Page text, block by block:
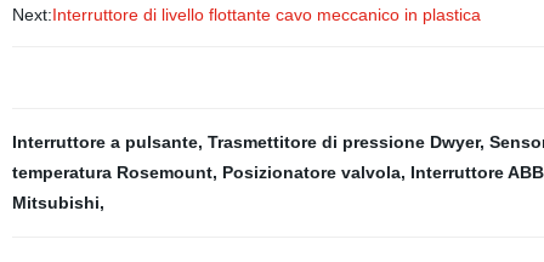
Next:Interruttore di livello flottante cavo meccanico in plastica
Interruttore a pulsante, Trasmettitore di pressione Dwyer,
temperatura Rosemount, Posizionatore valvola, Interruttore ABB
Mitsubishi,